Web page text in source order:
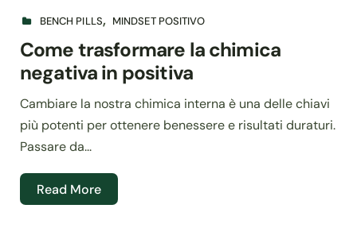
BENCH PILLS MINDSET POSITIVO
Come trasformare la chimica
negativa in positiva
Cambiare la nostra chimica interna è una delle chiavi
più potenti per ottenere benessere e risultati duraturi.
Passare da...
Read More